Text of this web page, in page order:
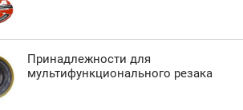
Принадлежности для
мультифункционального резака